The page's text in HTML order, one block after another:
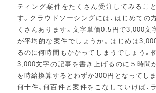
ティング案件をたくさん受注してみるこ
す。クラウドソーシングには、はじめての
くさんあります。文字単価0.5円で3,000文
が平均的な案件でしょうか。はじめは
るのに何時間もかかってしまうでしょう。
3,000文字の記事を書き上げるのに５時間
を時給換算するとわずか300円となってしま
何十件、何百件と案件をこなしていけば、